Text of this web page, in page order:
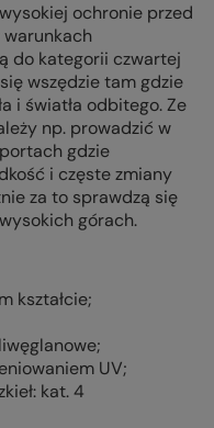
ochronie przed
do kategorii czwartej
wszędzie tam gdzie
i światła odbitego. Ze
np. prowadzić w
gdzie
i częste zmiany
za to sprawdzą się
górach.
kształcie;
UV;
kat. 4